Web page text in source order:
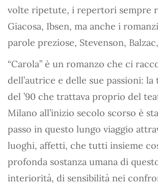
volte ripetute, i repertori sempre
Giacosa, Ibsen, ma anche i
parole preziose, Stevenson,
“Carola” è un romanzo che ci
dell’autrice e delle sue passioni: la
del ’90 che trattava proprio del
Milano all’inizio secolo scorso è
passo in questo lungo viaggio
luoghi, affetti, che tutti insieme
profonda sostanza umana di
interiorità, di sensibilità nei